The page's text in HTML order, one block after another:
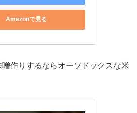
Amazonで見る
作りするならオーソドックスな米